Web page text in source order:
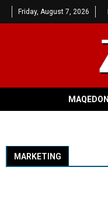
Friday, August 7, 2026
MAQEDONI
MARKETING